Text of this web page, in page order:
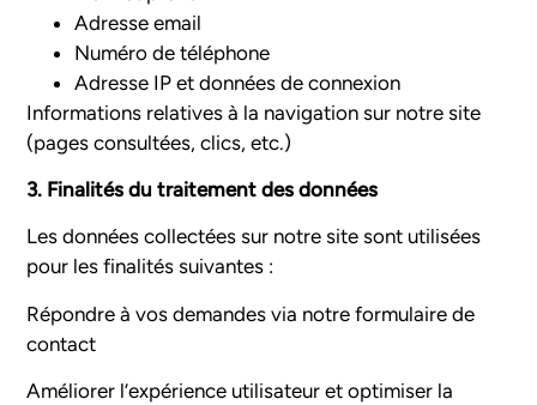
Adresse email
Numéro de téléphone
Adresse IP et données de connexion
Informations relatives à la navigation sur notre site
(pages consultées, clics, etc.)
3. Finalités du traitement des données
Les données collectées sur notre site sont utilisées
pour les finalités suivantes :
Répondre à vos demandes via notre formulaire de
contact
Améliorer l’expérience utilisateur et optimiser la